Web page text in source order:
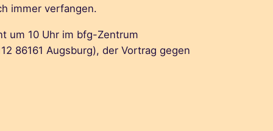
immer verfangen.
um 10 Uhr im bfg-Zentrum
86161 Augsburg), der Vortrag gegen